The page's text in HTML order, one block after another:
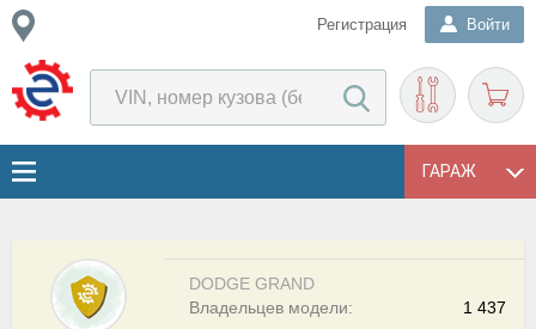
Регистрация Войти
ГАРАЖ
DODGE GRAND
1 437
Владельцев модели: